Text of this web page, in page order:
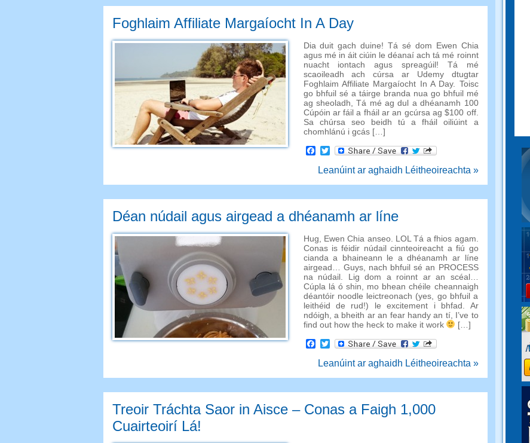
Foghlaim Affiliate Margaíocht In A Day
Dia duit gach duine! Tá sé dom Ewen Chia
agus mé in áit ciúin le déanaí ach tá mé roinnt
nuacht iontach agus spreagúil! Tá mé
scaoileadh ach cúrsa ar Udemy dtugtar
Foghlaim Affiliate Margaíocht In A Day. Toisc
go bhfuil sé a táirge branda nua go bhfuil mé
ag sheoladh, Tá mé ag dul a dhéanamh 100
Cúpóin ar fáil a fháil ar an gcúrsa ag $100 off.
Sa chúrsa seo beidh tú a fháil oiliúint a
chomhlánú i gcás […]
Facebook
Twitter
Leanúint ar aghaidh Léitheoireachta »
Déan núdail agus airgead a dhéanamh ar líne
Hug, Ewen Chia anseo. LOL Tá a fhios agam.
Conas is féidir núdail cinnteoireacht a fiú go
cianda a bhaineann le a dhéanamh ar líne
airgead… Guys, nach bhfuil sé an PROCESS
na núdail. Lig dom a roinnt ar an scéal…
Cúpla lá ó shin, mo bhean chéile cheannaigh
déantóir noodle leictreonach (yes, go bhfuil a
leithéid de rud!) le excitement i bhfad. Ar
ndóigh, a bheith ar an fear handy an tí, I’ve to
find out how the heck to make it work
[…]
Facebook
Twitter
Leanúint ar aghaidh Léitheoireachta »
Treoir Tráchta Saor in Aisce – Conas a Faigh 1,000
Cuairteoirí Lá!